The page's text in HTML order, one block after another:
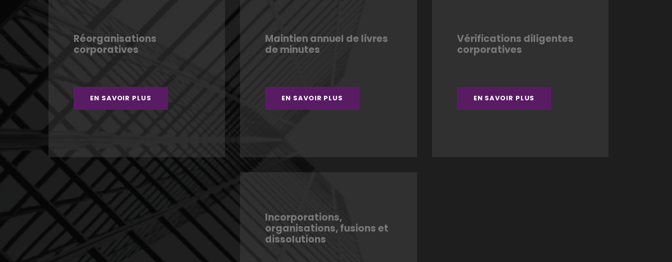
Réorganisations
corporatives
EN SAVOIR PLUS
Maintien annuel de livres
de minutes
EN SAVOIR PLUS
Vérifications diligentes
corporatives
EN SAVOIR PLUS
Incorporations,
organisations, fusions et
dissolutions